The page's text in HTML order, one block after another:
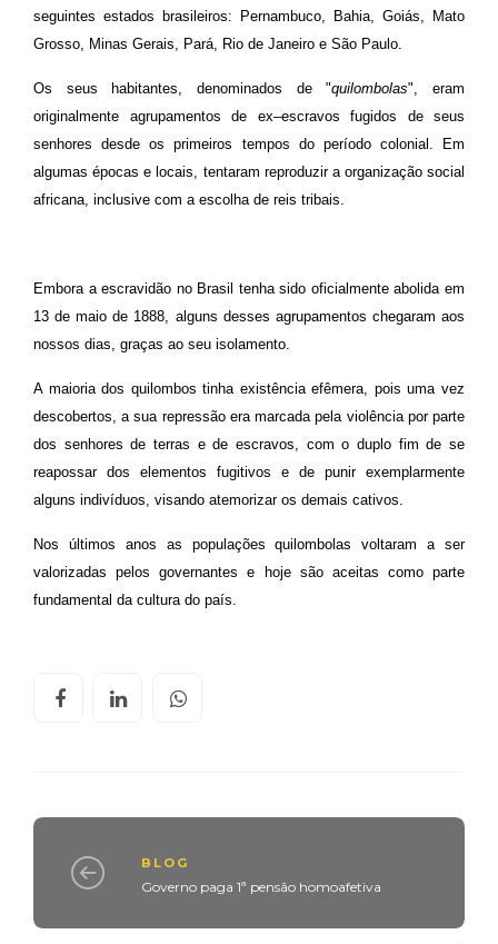
seguintes estados brasileiros: Pernambuco, Bahia, Goiás,
Mato
Grosso, Minas Gerais, Pará, Rio de Janeiro e São Paulo.
Os seus habitantes, denominados de "quilombolas", eram
originalmente agrupamentos de ex–escravos fugidos de seus
senhores desde os primeiros tempos do período colonial . Em
algumas épocas e locais, tentaram reproduzir a organização social
africana, inclusive com a escolha de reis tribais.
Embora a escravidão no Brasil tenha sido oficialmente abolida em
13 de maio de 1888, alguns desses agrupamentos chegaram aos
nossos dias, graças ao seu isolamento.
A maioria dos quilombos tinha existência efêmera, pois uma vez
descobertos, a sua repressão era marcada pela violência por parte
dos senhores de terras e de escravos, com o duplo fim de se
reapossar dos elementos fugitivos e de punir exemplarmente
alguns indivíduos, visando atemorizar os demais cativos.
Nos últimos anos as populações quilombolas voltaram a ser
valorizadas pelos governantes e hoje são aceitas como parte
fundamental da cultura do país.
BLOG
Governo paga 1ª pensão homoafetiva